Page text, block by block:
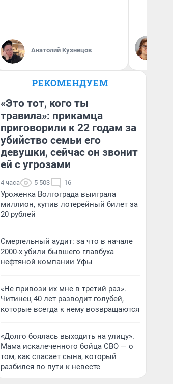
Анатолий Кузнецов
РЕКОМЕНДУЕМ
«Это тот, кого ты
травила»: прикамца
приговорили к 22 годам за
убийство семьи его
девушки, сейчас он звонит
ей с угрозами
4 часа 5 503 16
Уроженка Волгограда выиграла
миллион, купив лотерейный билет за
20 рублей
Смертельный аудит: за что в начале
2000-х убили бывшего главбуха
нефтяной компании Уфы
«Не привози их мне в третий раз».
Читинец 40 лет разводит голубей,
которые всегда к нему возвращаются
«Долго боялась выходить на улицу».
Мама искалеченного бойца СВО — о
том, как спасает сына, который
разбился по пути к невесте